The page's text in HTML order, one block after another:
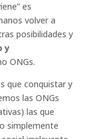
es
volver a
posibilidades y
y
ONGs.
que conquistar y
las ONGs
las que
simplemente